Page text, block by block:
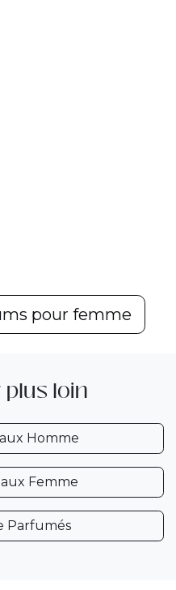
pour femme
loin
Homme
Femme
Parfumés